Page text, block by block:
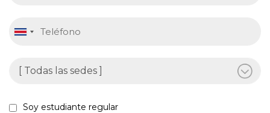
Soy estudiante regular